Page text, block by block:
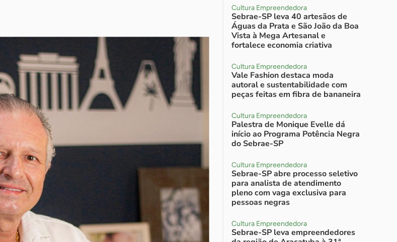
Cultura Empreendedora
Sebrae-SP leva 40 artesãos de
Águas da Prata e São João da Boa
Vista à Mega Artesanal e
fortalece economia criativa
Cultura Empreendedora
Vale Fashion destaca moda
autoral e sustentabilidade com
peças feitas em fibra de bananeira
Cultura Empreendedora
Palestra de Monique Evelle dá
início ao Programa Potência Negra
do Sebrae-SP
Cultura Empreendedora
Sebrae-SP abre processo seletivo
para analista de atendimento
pleno com vaga exclusiva para
pessoas negras
Cultura Empreendedora
Sebrae-SP leva empreendedores